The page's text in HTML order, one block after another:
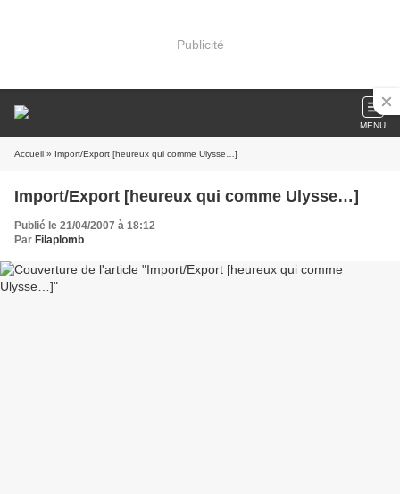
Publicité
MENU
Accueil » Import/Export [heureux qui comme Ulysse…]
Import/Export [heureux qui comme Ulysse…]
Publié le 21/04/2007 à 18:12
Par Filaplomb